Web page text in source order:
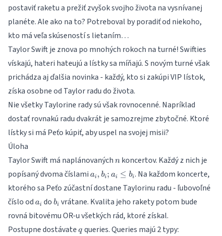
postaviť raketu a prežiť zvyšok svojho života na vysnívanej
planéte. Ale ako na to? Potreboval by poradiť od niekoho,
kto má veľa skúseností s lietaním…
Taylor Swift je znova po mnohých rokoch na turné! Swifties
vískajú, hateri hateujú a lístky sa míňajú. S novým turné však
prichádza aj ďalšia novinka - každý, kto si zakúpi VIP lístok,
získa osobne od Taylor radu do života.
Nie všetky Taylorine rady sú však rovnocenné. Napríklad
dostať rovnakú radu dvakrát je samozrejme zbytočné. Ktoré
lístky si má Peťo kúpiť, aby uspel na svojej misii?
Úloha
Taylor Swift má naplánovaných n
n koncertov. Každý z nich je
popísaný dvoma číslami a_i,
b_i;
a_i
\leq
b_i
ai, bi ; ai ≤ bi. Na každom koncerte,
ktorého sa Peťo zúčastní dostane Taylorinu radu - ľubovoľné
číslo od a_i
ai do b_i
bi vrátane. Kvalita jeho rakety potom bude
rovná bitovému OR-u všetkých rád, ktoré získal.
Postupne dostávate q
q queries. Queries majú 2 typy: